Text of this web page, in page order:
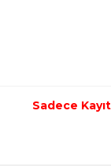
Sadece